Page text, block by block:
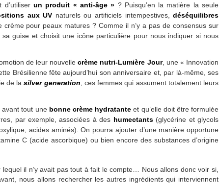
d’utiliserun produit « anti-âge » ? Puisqu’en la matière la seule
aux UV naturels ou artificiels intempestives,déséquilibres
pour peaux matures ? Comme il n’y a pas de consensus sur
guise et choisit une icône particulière pour nous indiquer si nous
de leur nouvellecrème nutri-Lumière Jour, une « Innovation
Brésilienne fête aujourd’hui son anniversaire et, par là-même, ses
de lasilver generation , ces femmes qui assument totalement leurs
tout une bonne crème hydratante et qu’elle doit être formulée
par exemple, associées à des humectants(glycérine et glycols
acides aminés). On pourra ajouter d’une manière opportune
C (acide ascorbique) ou bien encore des substances d’origine
lequel il n’y avait pas tout à fait le compte… Nous allons donc voir si,
nous allons rechercher les autres ingrédients qui interviennent